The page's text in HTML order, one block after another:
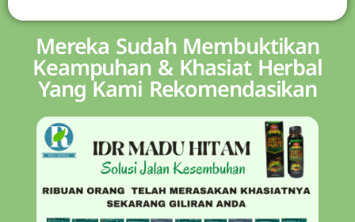
Mereka Sudah Membuktikan
Keampuhan & Khasiat Herbal
Yang Kami Rekomendasikan